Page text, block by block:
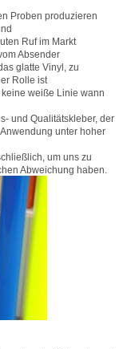
Proben produzieren
Ruf im Markt
Absender
glatte Vinyl, zu
Rolle ist
weiße Linie wann
und Qualitätskleber, der
unter hoher
um uns zu
Abweichung haben.